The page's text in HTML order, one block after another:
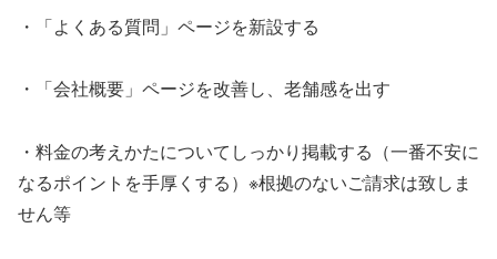
・「よくある質問」ページを新設する
・「会社概要」ページを改善し、老舗感を出す
・料金の考えかたについてしっかり掲載する（一番不安に
なるポイントを手厚くする）※根拠のないご請求は致しま
せん等